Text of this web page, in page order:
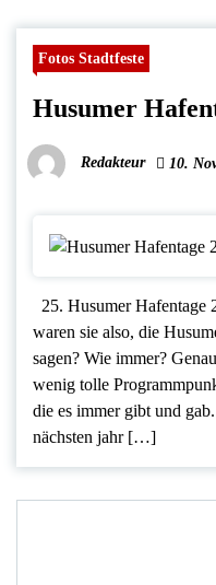
Fotos Stadtfeste
Husumer
Redakteur 10.
25. Husumer
waren sie also, die
sagen? Wie immer?
wenig tolle
die es immer gibt und
nächsten jahr […]